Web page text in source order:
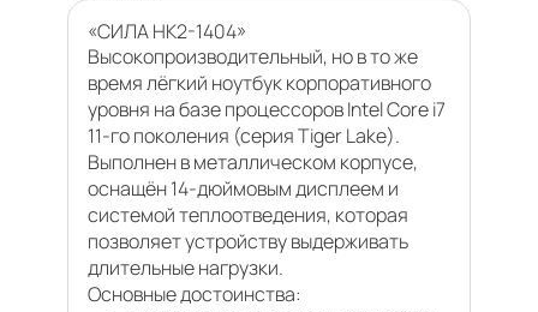
«СИЛА НК2-1404»
Высокопроизводительный, но в то же
время лёгкий ноутбук корпоративного
уровня на базе процессоров Intel Core i7
11-го поколения (серия Tiger Lake).
Выполнен в металлическом корпусе,
оснащён 14-дюймовым дисплеем и
системой теплоотведения, которая
позволяет устройству выдерживать
длительные нагрузки.
Основные достоинства: